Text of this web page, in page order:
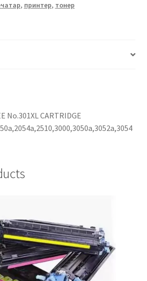
, принтер, тонер
No.301XL CARTRIDGE